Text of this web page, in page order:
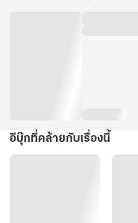
อีบุ๊กที่คล้ายกับเรื่องนี้